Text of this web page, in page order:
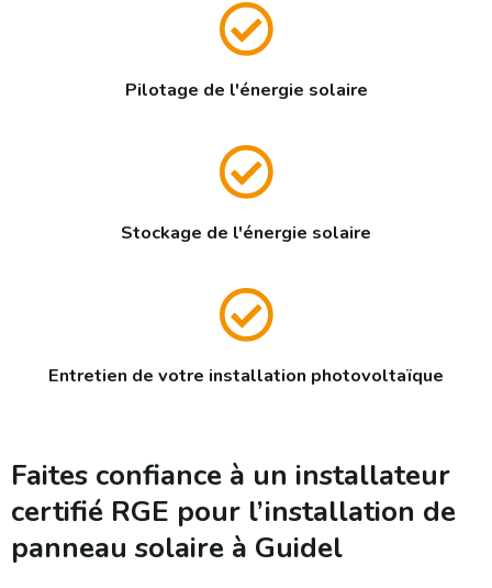
Pilotage de l'énergie solaire
Stockage de l'énergie solaire
Entretien de votre installation photovoltaïque
Faites confiance à un installateur
certifié RGE pour l’installation de
panneau solaire à Guidel